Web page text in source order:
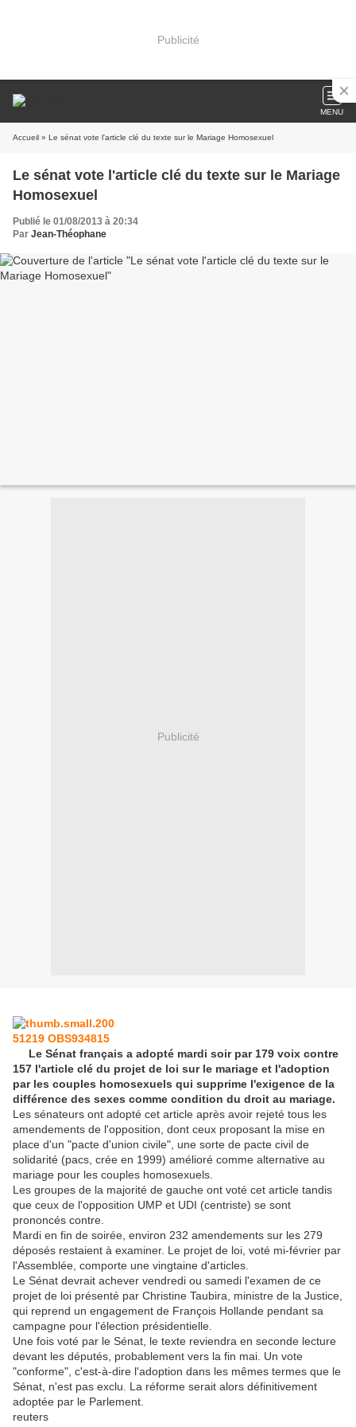
Publicité
MENU
Accueil » Le sénat vote l'article clé du texte sur le Mariage Homosexuel
Le sénat vote l'article clé du texte sur le Mariage
Homosexuel
Publié le 01/08/2013 à 20:34
Par Jean-Théophane
Publicité
Le Sénat français a adopté mardi soir par 179 voix contre
157 l'article clé du projet de loi sur le mariage et l'adoption
par les couples homosexuels qui supprime l'exigence de la
différence des sexes comme condition du droit au mariage.
Les sénateurs ont adopté cet article après avoir rejeté tous les
amendements de l'opposition, dont ceux proposant la mise en
place d'un "pacte d'union civile", une sorte de pacte civil de
solidarité (pacs, crée en 1999) amélioré comme alternative au
mariage pour les couples homosexuels.
Les groupes de la majorité de gauche ont voté cet article tandis
que ceux de l'opposition UMP et UDI (centriste) se sont
prononcés contre.
Mardi en fin de soirée, environ 232 amendements sur les 279
déposés restaient à examiner. Le projet de loi, voté mi-février par
l'Assemblée, comporte une vingtaine d'articles.
Le Sénat devrait achever vendredi ou samedi l'examen de ce
projet de loi présenté par Christine Taubira, ministre de la Justice,
qui reprend un engagement de François Hollande pendant sa
campagne pour l'élection présidentielle.
Une fois voté par le Sénat, le texte reviendra en seconde lecture
devant les députés, probablement vers la fin mai. Un vote
"conforme", c'est-à-dire l'adoption dans les mêmes termes que le
Sénat, n'est pas exclu. La réforme serait alors définitivement
adoptée par le Parlement.
reuters